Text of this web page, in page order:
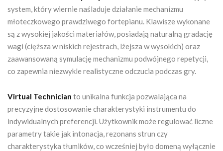
system, który wiernie naśladuje działanie mechanizmu
młoteczkowego prawdziwego fortepianu. Klawisze wykonane
są z wysokiej jakości materiałów, posiadają naturalną gradację
wagi (cięższa w niskich rejestrach, lżejsza w wysokich) oraz
zaawansowaną symulację mechanizmu podwójnego repetycji,
co zapewnia niezwykle realistyczne odczucia podczas gry.
Virtual Technician to unikalna funkcja pozwalająca na
precyzyjne dostosowanie charakterystyki instrumentu do
indywidualnych preferencji. Użytkownik może regulować liczne
parametry takie jak intonacja, rezonans strun czy
charakterystyka tłumików, co wcześniej było domeną wyłącznie